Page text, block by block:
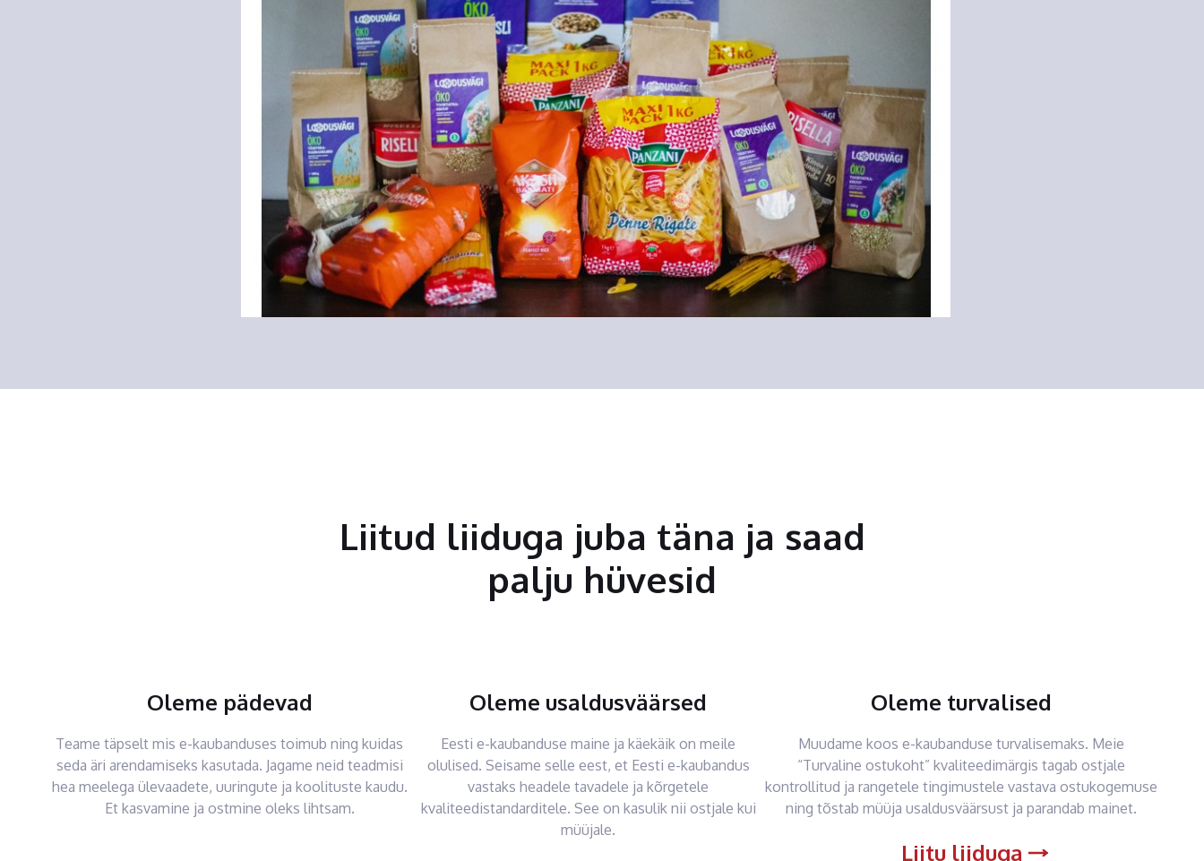
Liitud liiduga juba täna ja saad
palju hüvesid
Oleme pädevad
Teame täpselt mis e-kaubanduses toimub ning kuidas
seda äri arendamiseks kasutada. Jagame neid teadmisi
hea meelega ülevaadete, uuringute ja koolituste kaudu.
Et kasvamine ja ostmine oleks lihtsam.
Oleme usaldusväärsed
Eesti e-kaubanduse maine ja käekäik on meile
olulised. Seisame selle eest, et Eesti e-kaubandus
vastaks headele tavadele ja kõrgetele
kvaliteedistandarditele. See on kasulik nii ostjale kui
müüjale.
Oleme turvalised
Muudame koos e-kaubanduse turvalisemaks. Meie
“Turvaline ostukoht” kvaliteedimärgis tagab ostjale
kontrollitud ja rangetele tingimustele vastava ostukogemuse
ning tõstab müüja usaldusväärsust ja parandab mainet.
Liitu liiduga